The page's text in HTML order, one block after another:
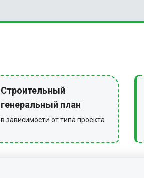
Строительный
генеральный план
в зависимости от типа проекта